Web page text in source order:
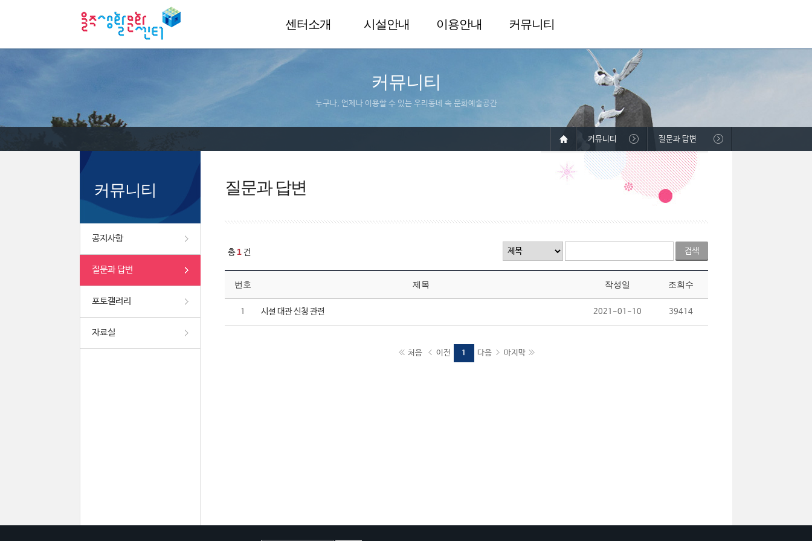
센터소개 시설안내 이용안내 커뮤니티
커뮤니티
누구나, 언제나 이용할 수 있는 우리동네 속 문화예술공간
커뮤니티
공지사항
질문과 답변
포토갤러리
자료실
커뮤니티 질문과 답변
질문과 답변
총1 건
번호 제목 작성일 조회수
1 시설 대관 신청 관련 2021-01-10 39414
처음 이전 1 다음 마지막